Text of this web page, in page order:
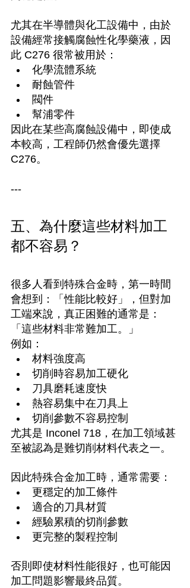
尤其在半導體與化工設備中，由於
設備經常接觸腐蝕性化學藥液，因
此 C276 很常被用於：
化學流體系統
耐蝕管件
閥件
幫浦零件
因此在某些高腐蝕設備中，即使成
本較高，工程師仍然會優先選擇
C276。
---
五、為什麼這些材料加工
都不容易？
很多人看到特殊合金時，第一時間
會想到：「性能比較好」，但對加
工端來說，真正困難的通常是：
「這些材料非常難加工。」
例如：
材料強度高
切削時容易加工硬化
刀具磨耗速度快
熱容易集中在刀具上
切削參數不容易控制
尤其是 Inconel 718，在加工領域甚
至被認為是難切削材料代表之一。
因此特殊合金加工時，通常需要：
更穩定的加工條件
適合的刀具材質
經驗累積的切削參數
更完整的製程控制
否則即使材料性能很好，也可能因
加工問題影響最終品質。